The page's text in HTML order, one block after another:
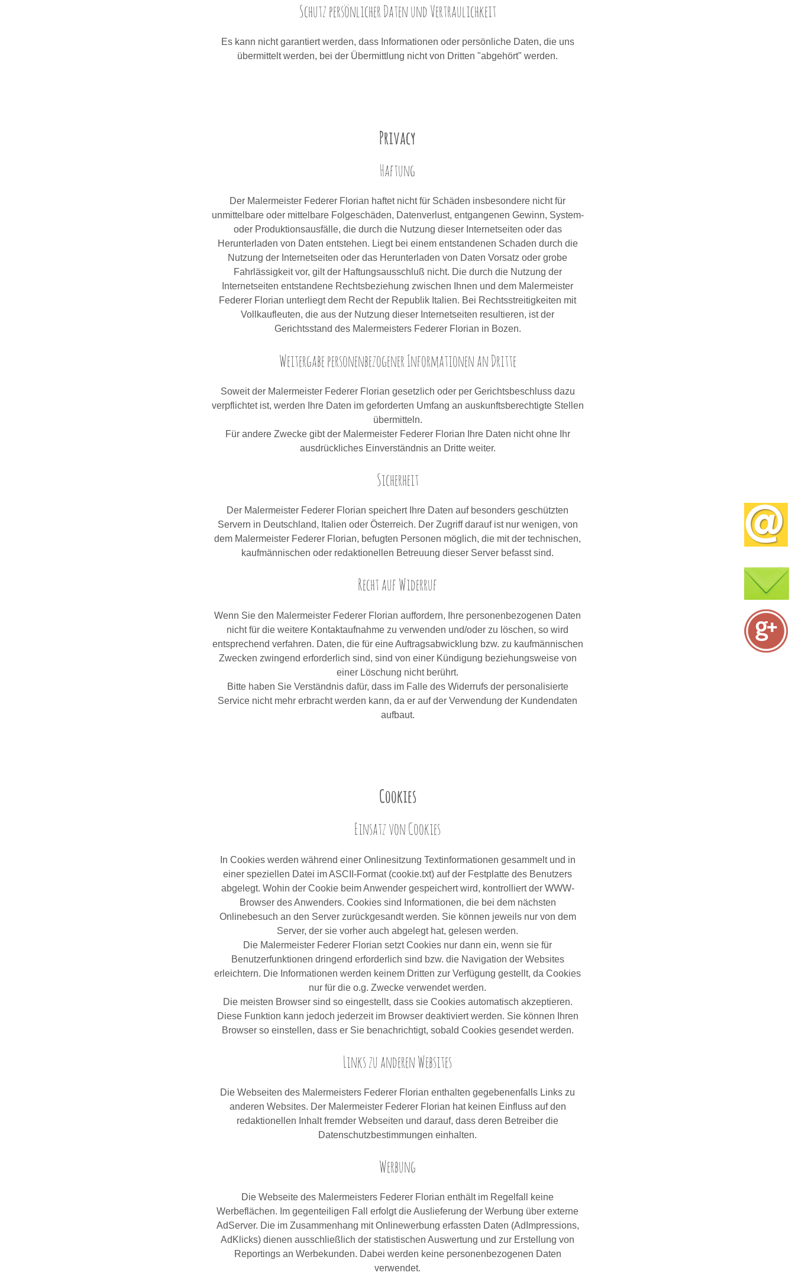
Schutz persönlicher Daten und Vertraulichkeit
Es kann nicht garantiert werden, dass Informationen oder persönliche Daten, die uns
übermittelt werden, bei der Übermittlung nicht von Dritten "abgehört" werden.
Privacy
Haftung
Der Malermeister Federer Florian haftet nicht für Schäden insbesondere nicht für
unmittelbare oder mittelbare Folgeschäden, Datenverlust, entgangenen Gewinn, System-
oder Produktionsausfälle, die durch die Nutzung dieser Internetseiten oder das
Herunterladen von Daten entstehen. Liegt bei einem entstandenen Schaden durch die
Nutzung der Internetseiten oder das Herunterladen von Daten Vorsatz oder grobe
Fahrlässigkeit vor, gilt der Haftungsausschluß nicht. Die durch die Nutzung der
Internetseiten entstandene Rechtsbeziehung zwischen Ihnen und dem Malermeister
Federer Florian unterliegt dem Recht der Republik Italien. Bei Rechtsstreitigkeiten mit
Vollkaufleuten, die aus der Nutzung dieser Internetseiten resultieren, ist der
Gerichtsstand des Malermeisters Federer Florian in Bozen.
Weitergabe personenbezogener Informationen an Dritte
Soweit der Malermeister Federer Florian gesetzlich oder per Gerichtsbeschluss dazu
verpflichtet ist, werden Ihre Daten im geforderten Umfang an auskunftsberechtigte Stellen
übermitteln.
Für andere Zwecke gibt der Malermeister Federer Florian Ihre Daten nicht ohne Ihr
ausdrückliches Einverständnis an Dritte weiter.
Sicherheit
Der Malermeister Federer Florian speichert Ihre Daten auf besonders geschützten
Servern in Deutschland, Italien oder Österreich. Der Zugriff darauf ist nur wenigen, von
dem Malermeister Federer Florian, befugten Personen möglich, die mit der technischen,
kaufmännischen oder redaktionellen Betreuung dieser Server befasst sind.
Recht auf Widerruf
Wenn Sie den Malermeister Federer Florian auffordern, Ihre personenbezogenen Daten
nicht für die weitere Kontaktaufnahme zu verwenden und/oder zu löschen, so wird
entsprechend verfahren. Daten, die für eine Auftragsabwicklung bzw. zu kaufmännischen
Zwecken zwingend erforderlich sind, sind von einer Kündigung beziehungsweise von
einer Löschung nicht berührt.
Bitte haben Sie Verständnis dafür, dass im Falle des Widerrufs der personalisierte
Service nicht mehr erbracht werden kann, da er auf der Verwendung der Kundendaten
aufbaut.
Cookies
Einsatz von Cookies
In Cookies werden während einer Onlinesitzung Textinformationen gesammelt und in
einer speziellen Datei im ASCII-Format (cookie.txt) auf der Festplatte des Benutzers
abgelegt. Wohin der Cookie beim Anwender gespeichert wird, kontrolliert der WWW-
Browser des Anwenders. Cookies sind Informationen, die bei dem nächsten
Onlinebesuch an den Server zurückgesandt werden. Sie können jeweils nur von dem
Server, der sie vorher auch abgelegt hat, gelesen werden.
Die Malermeister Federer Florian setzt Cookies nur dann ein, wenn sie für
Benutzerfunktionen dringend erforderlich sind bzw. die Navigation der Websites
erleichtern. Die Informationen werden keinem Dritten zur Verfügung gestellt, da Cookies
nur für die o.g. Zwecke verwendet werden.
Die meisten Browser sind so eingestellt, dass sie Cookies automatisch akzeptieren.
Diese Funktion kann jedoch jederzeit im Browser deaktiviert werden. Sie können Ihren
Browser so einstellen, dass er Sie benachrichtigt, sobald Cookies gesendet werden.
Links zu anderen Websites
Die Webseiten des Malermeisters Federer Florian enthalten gegebenenfalls Links zu
anderen Websites. Der Malermeister Federer Florian hat keinen Einfluss auf den
redaktionellen Inhalt fremder Webseiten und darauf, dass deren Betreiber die
Datenschutzbestimmungen einhalten.
Werbung
Die Webseite des Malermeisters Federer Florian enthält im Regelfall keine
Werbeflächen. Im gegenteiligen Fall erfolgt die Auslieferung der Werbung über externe
AdServer. Die im Zusammenhang mit Onlinewerbung erfassten Daten (AdImpressions,
AdKlicks) dienen ausschließlich der statistischen Auswertung und zur Erstellung von
Reportings an Werbekunden. Dabei werden keine personenbezogenen Daten
verwendet.